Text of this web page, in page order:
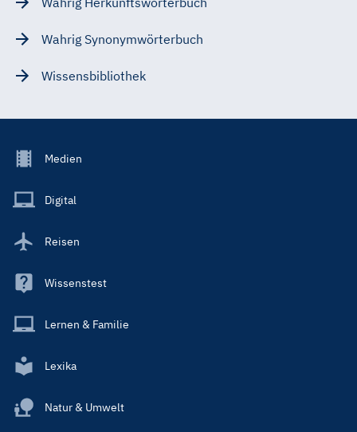
Wahrig Synonymwörterbuch
Wissensbibliothek
Footer
Main
Medien
Digital
Reisen
Wissenstest
Lernen & Familie
Lexika
Natur & Umwelt